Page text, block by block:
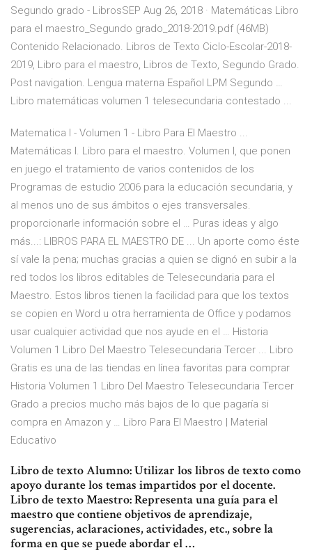
Segundo grado - LibrosSEP Aug 26, 2018 · Matemáticas Libro
para el maestro_Segundo grado_2018-2019.pdf (46MB)
Contenido Relacionado. Libros de Texto Ciclo-Escolar-2018-
2019, Libro para el maestro, Libros de Texto, Segundo Grado.
Post navigation. Lengua materna Español LPM Segundo …
Libro matemáticas volumen 1 telesecundaria contestado ...
Matematica I - Volumen 1 - Libro Para El Maestro ...
Matemáticas I. Libro para el maestro. Volumen I, que ponen
en juego el tratamiento de varios contenidos de los
Programas de estudio 2006 para la educación secundaria, y
al menos uno de sus ámbitos o ejes transversales.
proporcionarle información sobre el … Puras ideas y algo
más...: LIBROS PARA EL MAESTRO DE ... Un aporte como éste
sí vale la pena; muchas gracias a quien se dignó en subir a la
red todos los libros editables de Telesecundaria para el
Maestro. Estos libros tienen la facilidad para que los textos
se copien en Word u otra herramienta de Office y podamos
usar cualquier actividad que nos ayude en el … Historia
Volumen 1 Libro Del Maestro Telesecundaria Tercer ... Libro
Gratis es una de las tiendas en línea favoritas para comprar
Historia Volumen 1 Libro Del Maestro Telesecundaria Tercer
Grado a precios mucho más bajos de lo que pagaría si
compra en Amazon y … Libro Para El Maestro | Material
Educativo
Libro de texto Alumno: Utilizar los libros de texto como
apoyo durante los temas impartidos por el docente.
Libro de texto Maestro: Representa una guía para el
maestro que contiene objetivos de aprendizaje,
sugerencias, aclaraciones, actividades, etc., sobre la
forma en que se puede abordar el …